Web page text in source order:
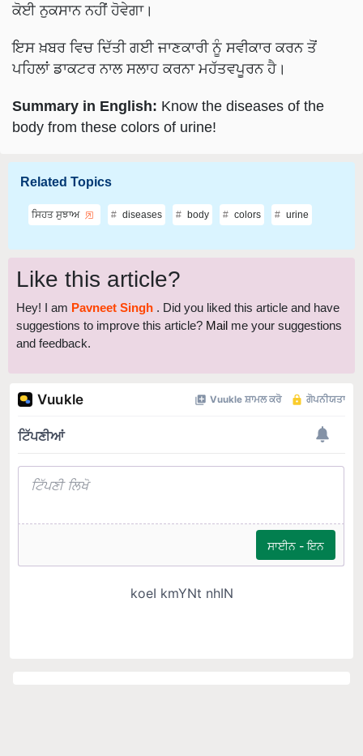
ਕੋਈ ਨੁਕਸਾਨ ਨਹੀਂ ਹੋਵੇਗਾ।
ਇਸ ਖ਼ਬਰ ਵਿਚ ਦਿੱਤੀ ਗਈ ਜਾਣਕਾਰੀ ਨੂੰ ਸਵੀਕਾਰ ਕਰਨ ਤੋਂ
ਪਹਿਲਾਂ ਡਾਕਟਰ ਨਾਲ ਸਲਾਹ ਕਰਨਾ ਮਹੱਤਵਪੂਰਨ ਹੈ।
Summary in English: Know the diseases of the
body from these colors of urine!
Related Topics
ਸਿਹਤ ਸੁਝਾਅ diseases body colors urine
Like this article?
Hey! I am Pavneet Singh . Did you liked this article and have
suggestions to improve this article? Mail me your suggestions
and feedback.